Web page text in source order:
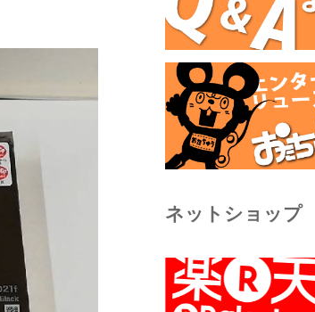
ネットショップ